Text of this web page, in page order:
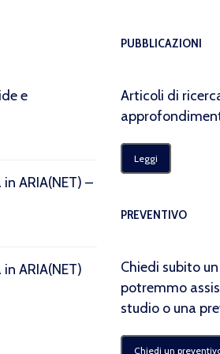
e
ARIA(NET) –
ARIA(NET)
PUBBLICAZIONI
Articoli di
Leggi
PREVENTIVO
Chiedi subito
potremmo
studio o una
Chiedi un